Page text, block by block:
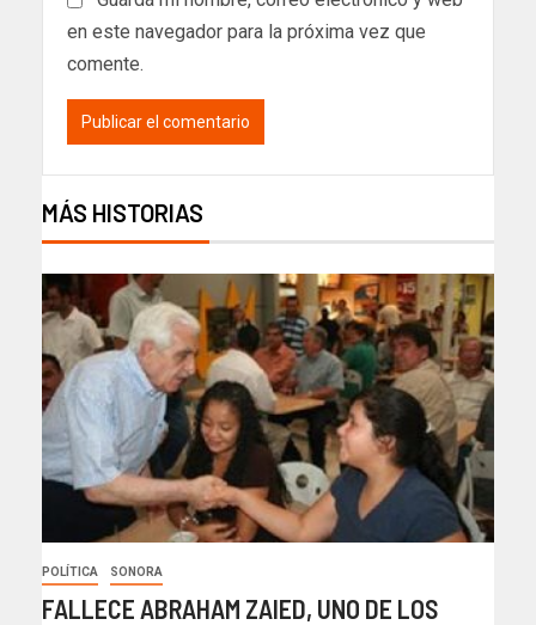
en este navegador para la próxima vez que
comente.
MÁS HISTORIAS
POLÍTICA SONORA
FALLECE ABRAHAM ZAIED, UNO DE LOS